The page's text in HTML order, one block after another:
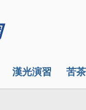
漢光演習 苦